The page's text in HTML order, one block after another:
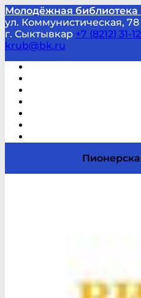
Молодёжная
ул. Коммунистическая, 78
г. Сыктывкар +7 (8212) 31-
krub@bk.ru